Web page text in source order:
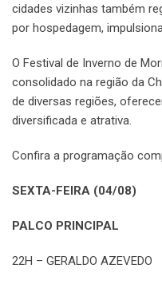
cidades vizinhas também
por hospedagem,
O Festival de Inverno de
consolidado na região da
de diversas regiões,
diversificada e atrativa.
Confira a programação
SEXTA-FEIRA (04/08)
PALCO PRINCIPAL
22H – GERALDO AZEVEDO